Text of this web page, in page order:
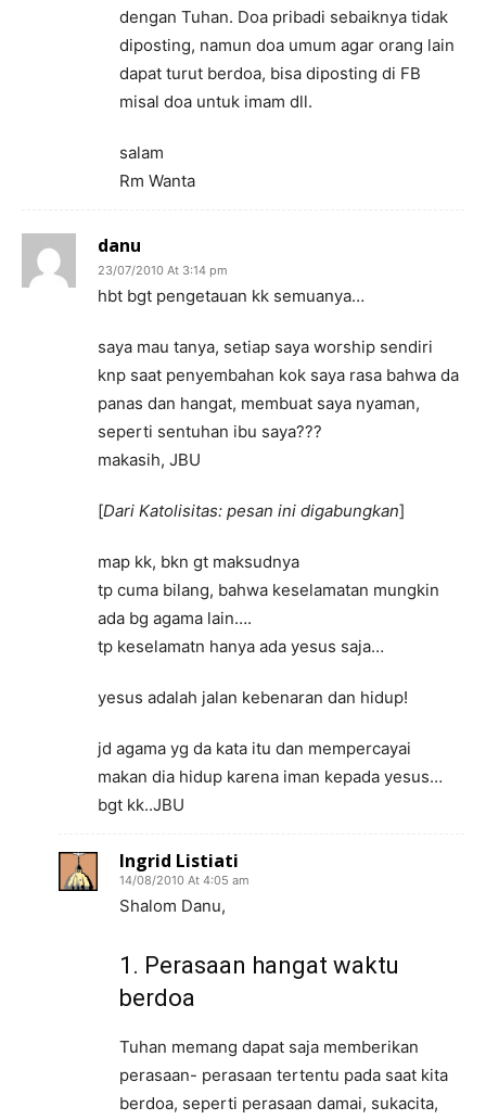
dengan Tuhan. Doa pribadi sebaiknya tidak
diposting, namun doa umum agar orang lain
dapat turut berdoa, bisa diposting di FB
misal doa untuk imam dll.
salam
Rm Wanta
danu
23/07/2010 At 3:14 pm
hbt bgt pengetauan kk semuanya…
saya mau tanya, setiap saya worship sendiri
knp saat penyembahan kok saya rasa bahwa da
panas dan hangat, membuat saya nyaman,
seperti sentuhan ibu saya???
makasih, JBU
[Dari Katolisitas: pesan ini digabungkan]
map kk, bkn gt maksudnya
tp cuma bilang, bahwa keselamatan mungkin
ada bg agama lain….
tp keselamatn hanya ada yesus saja…
yesus adalah jalan kebenaran dan hidup!
jd agama yg da kata itu dan mempercayai
makan dia hidup karena iman kepada yesus…
bgt kk..JBU
Ingrid Listiati
14/08/2010 At 4:05 am
Shalom Danu,
1. Perasaan hangat waktu
berdoa
Tuhan memang dapat saja memberikan
perasaan- perasaan tertentu pada saat kita
berdoa, seperti perasaan damai, sukacita,